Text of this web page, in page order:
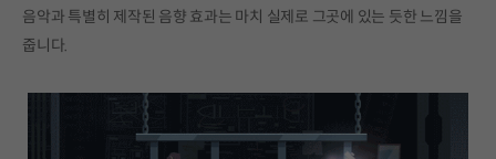
음악과 특별히 제작된 음향 효과는 마치 실제로 그곳에 있는 듯한 느낌을
줍니다.